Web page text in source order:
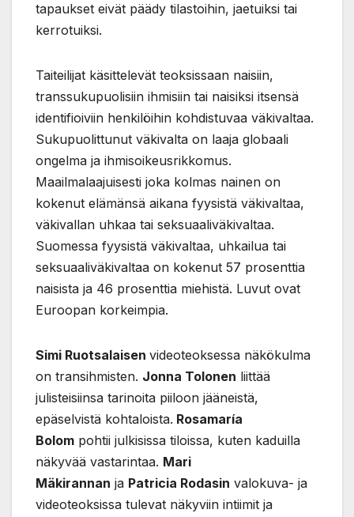
tapaukset eivät päädy tilastoihin, jaetuiksi tai
kerrotuiksi.
Taiteilijat käsittelevät teoksissaan naisiin,
transsukupuolisiin ihmisiin tai naisiksi itsensä
identifioiviin henkilöihin kohdistuvaa väkivaltaa.
Sukupuolittunut väkivalta on laaja globaali
ongelma ja ihmisoikeusrikkomus.
Maailmalaajuisesti joka kolmas nainen on
kokenut elämänsä aikana fyysistä väkivaltaa,
väkivallan uhkaa tai seksuaaliväkivaltaa.
Suomessa fyysistä väkivaltaa, uhkailua tai
seksuaaliväkivaltaa on kokenut 57 prosenttia
naisista ja 46 prosenttia miehistä. Luvut ovat
Euroopan korkeimpia.
Simi Ruotsalaisen videoteoksessa näkökulma
on transihmisten. Jonna Tolonen liittää
julisteisiinsa tarinoita piiloon jääneistä,
epäselvistä kohtaloista. Rosamaría
Bolom pohtii julkisissa tiloissa, kuten kaduilla
näkyvää vastarintaa. Mari
Mäkirannan ja Patricia Rodasin valokuva- ja
videoteoksissa tulevat näkyviin intiimit ja